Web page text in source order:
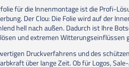
für die Innenmontage ist die Profi-
Der Clou: Die Folie wird auf der
hell nach außen. Dadurch ist Ihre
und extremen Witterungseinflüssen
Druckverfahrens und des
über lange Zeit. Ob für Logos,